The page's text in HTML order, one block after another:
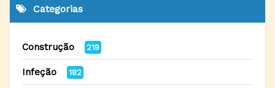
Categorias
Construção 219
Infeção 182